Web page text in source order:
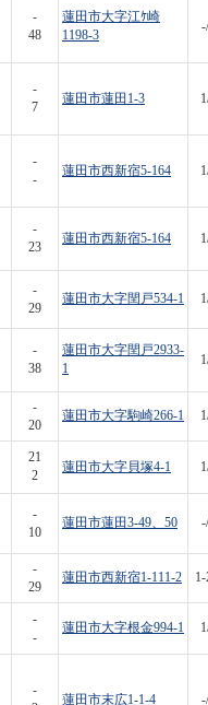
-
48
蓮田市大字江ｹ崎
1198-3
-
7
蓮田市蓮田1-3
-
-
蓮田市西新宿5-164
-
23
蓮田市西新宿5-164
-
29
蓮田市大字閏戸534-1
-
38
蓮田市大字閏戸2933-
1
-
20
蓮田市大字駒崎266-1
21
2
蓮田市大字貝塚4-1
-
10
蓮田市蓮田3-49、50
-
29
蓮田市西新宿1-111-2 1-
-
-
蓮田市大字根金994-1
-
蓮田市末広1-1-4